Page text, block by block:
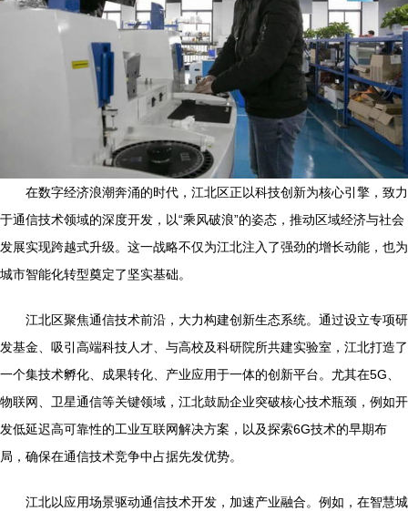
在数字经济浪潮奔涌的时代，江北区正以科技创新为核心引擎，致力
于通信技术领域的深度开发，以“乘风破浪”的姿态，推动区域经济与社会
发展实现跨越式升级。这一战略不仅为江北注入了强劲的增长动能，也为
城市智能化转型奠定了坚实基础。
江北区聚焦通信技术前沿，大力构建创新生态系统。通过设立专项研
发基金、吸引高端科技人才、与高校及科研院所共建实验室，江北打造了
一个集技术孵化、成果转化、产业应用于一体的创新平台。尤其在5G、
物联网、卫星通信等关键领域，江北鼓励企业突破核心技术瓶颈，例如开
发低延迟高可靠性的工业互联网解决方案，以及探索6G技术的早期布
局，确保在通信技术竞争中占据先发优势。
江北以应用场景驱动通信技术开发，加速产业融合。例如，在智慧城